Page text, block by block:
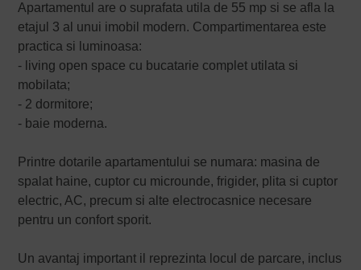
Apartamentul are o suprafata utila de 55 mp si se afla la
etajul 3 al unui imobil modern. Compartimentarea este
practica si luminoasa:
- living open space cu bucatarie complet utilata si
mobilata;
- 2 dormitore;
- baie moderna.
Printre dotarile apartamentului se numara: masina de
spalat haine, cuptor cu microunde, frigider, plita si cuptor
electric, AC, precum si alte electrocasnice necesare
pentru un confort sporit.
Un avantaj important il reprezinta locul de parcare, inclus